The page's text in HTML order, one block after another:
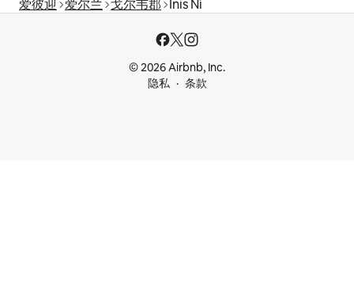
爱彼迎 爱尔兰 戈尔韦郡 Inis Ní
© 2026 Airbnb, Inc.
隐私
条款